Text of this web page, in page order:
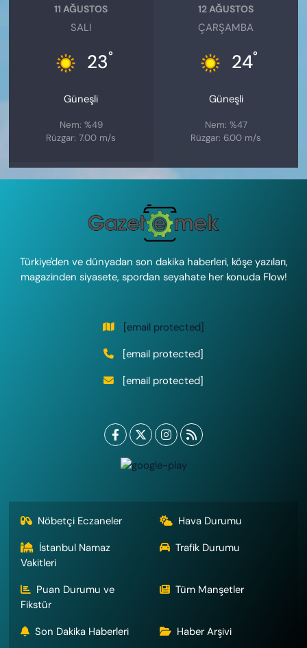
11 AĞUSTOS
SALI
23°
Güneşli
Nem: %49
Rüzgar: 7.00 m/s
12 AĞUSTOS
ÇARŞAMBA
24°
Güneşli
Nem: %47
Rüzgar: 6.00 m/s
Türkiye'den ve dünyadan son dakika haberleri, köşe yazıları,
magazinden siyasete, spordan seyahate her konuda Flow!
[email protected]
[email protected]
[email protected]
Nöbetçi Eczaneler
Hava Durumu
İstanbul Namaz
Vakitleri
Trafik Durumu
Puan Durumu ve
Fikstür
Tüm Manşetler
Son Dakika Haberleri Haber Arşivi